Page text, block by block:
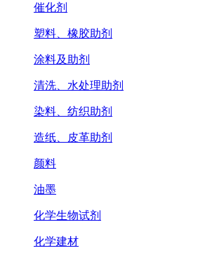
催化剂
塑料、橡胶助剂
涂料及助剂
清洗、水处理助剂
染料、纺织助剂
造纸、皮革助剂
颜料
油墨
化学生物试剂
化学建材